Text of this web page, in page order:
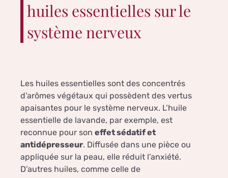
huiles essentielles sur le
système nerveux
Les huiles essentielles sont des concentrés
d’arômes végétaux qui possèdent des vertus
apaisantes pour le système nerveux. L’huile
essentielle de lavande, par exemple, est
reconnue pour son effet sédatif et
antidépresseur. Diffusée dans une pièce ou
appliquée sur la peau, elle réduit l’anxiété.
D’autres huiles, comme celle de